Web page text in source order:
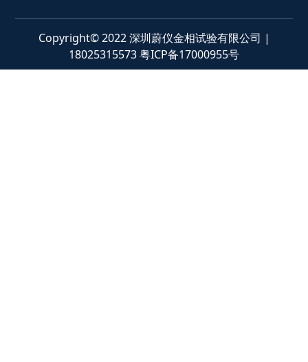
Copyright© 2022 深圳蔚仪金相试验有限公司 |
18025315573粤ICP备17000955号